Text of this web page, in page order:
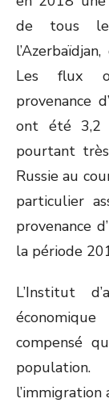
de tous
Les flux
provenance
ont été 3,2
pourtant
Russie au
particulier
provenance
la période
L’Institut
compensé